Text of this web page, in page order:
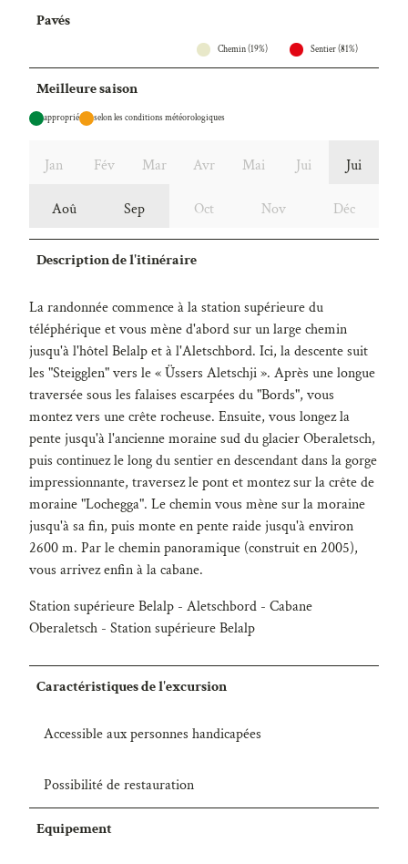
Pavés
Chemin (19%) Sentier (81%)
Meilleure saison
approprié selon les conditions météorologiques
Jan Fév Mar Avr Mai Jui Jui
Aoû Sep Oct Nov Déc
Description de l'itinéraire
La randonnée commence à la station supérieure du
téléphérique et vous mène d'abord sur un large chemin
jusqu'à l'hôtel Belalp et à l'Aletschbord. Ici, la descente suit
les "Steigglen" vers le « Üssers Aletschji ». Après une longue
traversée sous les falaises escarpées du "Bords", vous
montez vers une crête rocheuse. Ensuite, vous longez la
pente jusqu'à l'ancienne moraine sud du glacier Oberaletsch,
puis continuez le long du sentier en descendant dans la gorge
impressionnante, traversez le pont et montez sur la crête de
moraine "Lochegga". Le chemin vous mène sur la moraine
jusqu'à sa fin, puis monte en pente raide jusqu'à environ
2600 m. Par le chemin panoramique (construit en 2005),
vous arrivez enfin à la cabane.
Station supérieure Belalp - Aletschbord - Cabane
Oberaletsch - Station supérieure Belalp
Caractéristiques de l'excursion
Accessible aux personnes handicapées
Possibilité de restauration
Equipement